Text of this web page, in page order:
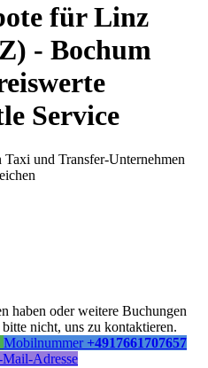
für Linz
- Bochum
Service
und Transfer-Unternehmen
haben oder weitere Buchungen
nicht, uns zu kontaktieren.
Mobilnummer +4917661707657
Adresse